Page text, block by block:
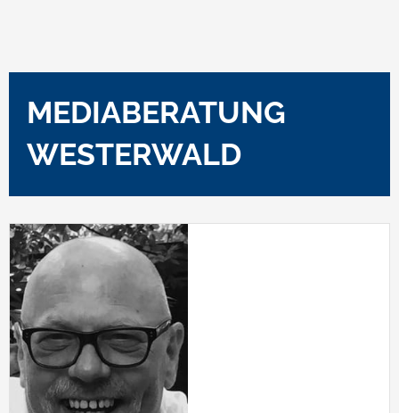
MEDIABERATUNG
WESTERWALD